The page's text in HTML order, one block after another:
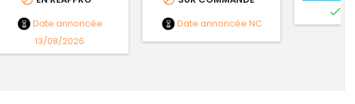
Date annoncée
13/08/2026
Date annoncée NC
